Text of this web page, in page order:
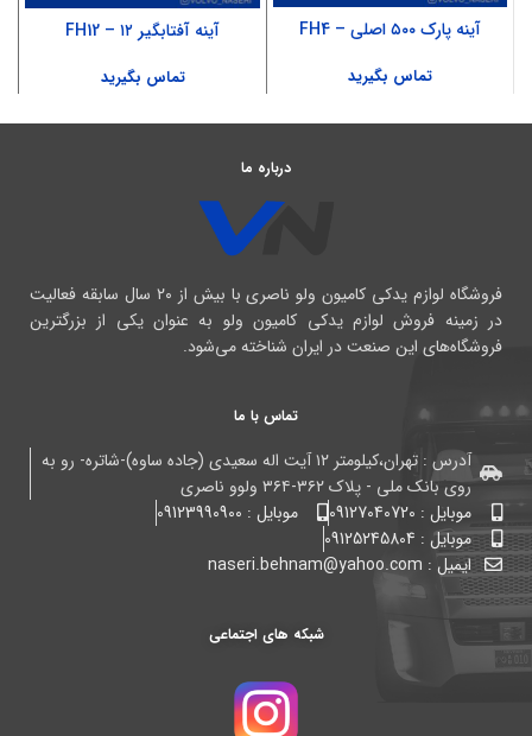
آینه پارک ۵۰۰ اصلی – FH4
تماس بگیرید
آینه آفتابگیر ۱۲ – FH12
تماس بگیرید
درباره ما
فروشگاه لوازم یدکی کامیون ولو ناصری با بیش از ۲۰ سال سابقه فعالیت
در زمینه فروش لوازم یدکی کامیون ولو به عنوان یکی از بزرگترین
فروشگاه‌های این صنعت در ایران شناخته می‌شود.
تماس با ما
آدرس : تهران،کیلومتر ۱۲ آیت اله سعیدی (جاده ساوه)-شاتره- رو به
روی بانک ملی - پلاک ۳۶۲-۳۶۴ ولوو ناصری
موبایل : 09127040720
موبایل : 09123990900
موبایل : 09125245804
ایمیل : naseri.behnam@yahoo.com
شبکه های اجتماعی